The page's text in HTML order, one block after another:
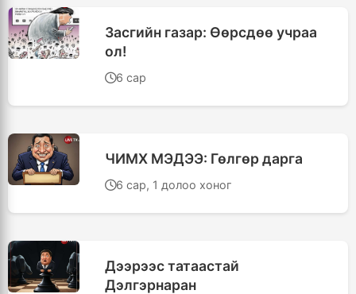
Засгийн газар: Өөрсдөө учраа
ол!
6 сар
ЧИМХ МЭДЭЭ: Гөлгөр дарга
6 сар, 1 долоо хоног
Дээрээс татаастай
Дэлгэрнаран